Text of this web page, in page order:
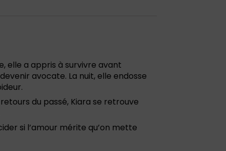
elle a appris à survivre avant
avocate. La nuit, elle endosse
du passé, Kiara se retrouve
si l’amour mérite qu’on mette